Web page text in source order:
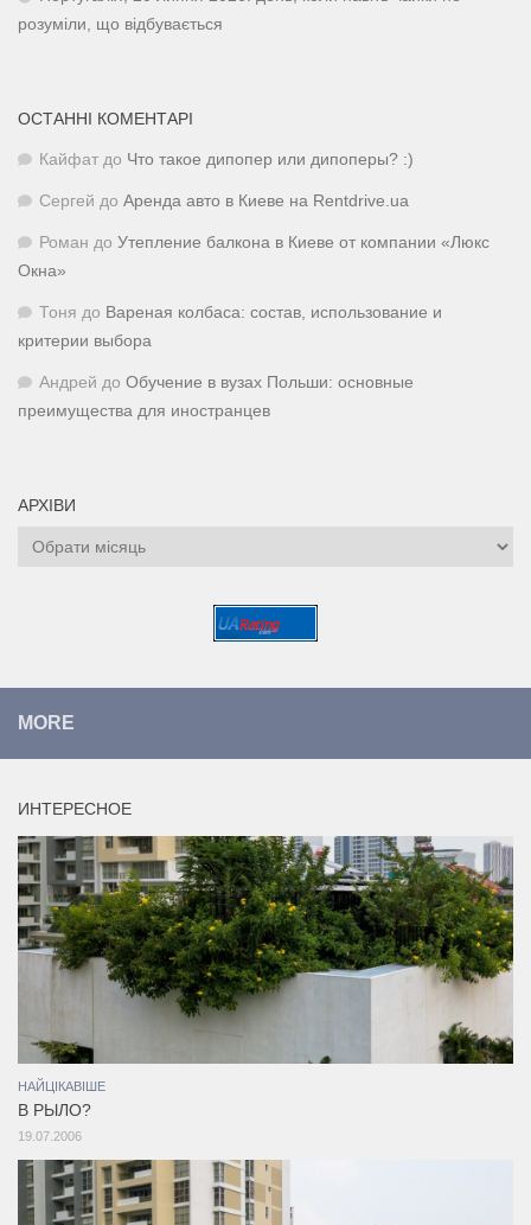
розуміли, що відбувається
ОСТАННІ КОМЕНТАРІ
Кайфат до Что такое дипопер или дипоперы? :)
Сергей до Аренда авто в Киеве на Rentdrive.ua
Роман до Утепление балкона в Киеве от компании «Люкс
Окна»
Тоня до Вареная колбаса: состав, использование и
критерии выбора
Андрей до Обучение в вузах Польши: основные
преимущества для иностранцев
АРХІВИ
Архіви
MORE
ИНТЕРЕСНОЕ
НАЙЦІКАВІШЕ
В РЫЛО?
19.07.2006